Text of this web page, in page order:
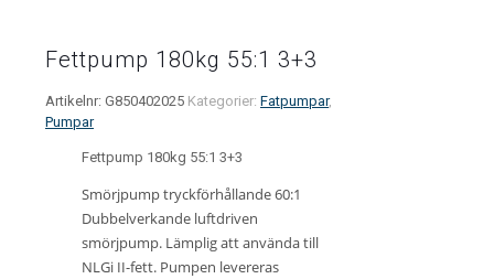
Fettpump 180kg 55:1 3+3
Artikelnr: G850402025 Kategorier: Fatpumpar,
Pumpar
Fettpump 180kg 55:1 3+3
Smörjpump tryckförhållande 60:1
Dubbelverkande luftdriven
smörjpump. Lämplig att använda till
NLGi II-fett. Pumpen levereras